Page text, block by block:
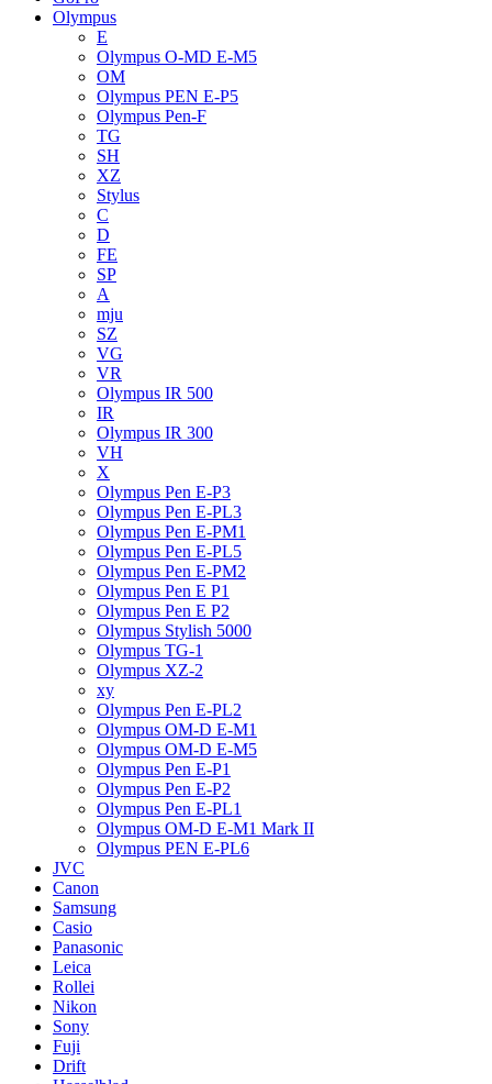
Olympus
E
Olympus O-MD E-M5
OM
Olympus PEN E-P5
Olympus Pen-F
TG
SH
XZ
Stylus
C
D
FE
SP
A
mju
SZ
VG
VR
Olympus IR 500
IR
Olympus IR 300
VH
X
Olympus Pen E-P3
Olympus Pen E-PL3
Olympus Pen E-PM1
Olympus Pen E-PL5
Olympus Pen E-PM2
Olympus Pen E P1
Olympus Pen E P2
Olympus Stylish 5000
Olympus TG-1
Olympus XZ-2
xy
Olympus Pen E-PL2
Olympus OM-D E-M1
Olympus OM-D E-M5
Olympus Pen E-P1
Olympus Pen E-P2
Olympus Pen E-PL1
Olympus OM-D E-M1 Mark II
Olympus PEN E-PL6
JVC
Canon
Samsung
Casio
Panasonic
Leica
Rollei
Nikon
Sony
Fuji
Drift